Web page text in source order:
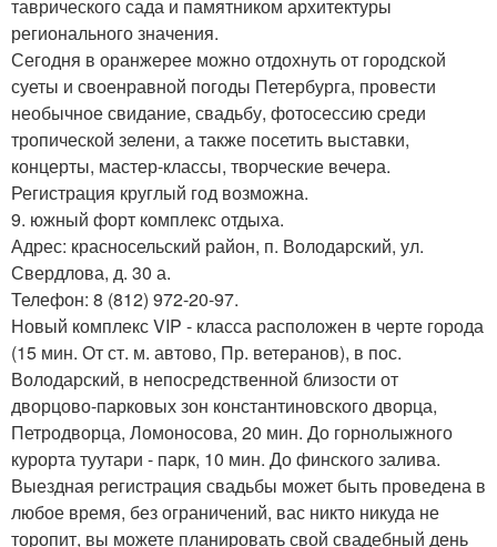
таврического сада и памятником архитектуры
регионального значения.
Сегодня в оранжерее можно отдохнуть от городской
суеты и своенравной погоды Петербурга, провести
необычное свидание, свадьбу, фотосессию среди
тропической зелени, а также посетить выставки,
концерты, мастер-классы, творческие вечера.
Регистрация круглый год возможна.
9. южный форт комплекс отдыха.
Адрес: красносельский район, п. Володарский, ул.
Свердлова, д. 30 а.
Телефон: 8 (812) 972-20-97.
Новый комплекс VIP - класса расположен в черте города
(15 мин. От ст. м. автово, Пр. ветеранов), в пос.
Володарский, в непосредственной близости от
дворцово-парковых зон константиновского дворца,
Петродворца, Ломоносова, 20 мин. До горнолыжного
курорта туутари - парк, 10 мин. До финского залива.
Выездная регистрация свадьбы может быть проведена в
любое время, без ограничений, вас никто никуда не
торопит, вы можете планировать свой свадебный день